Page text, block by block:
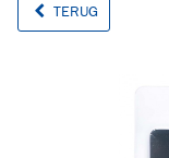
TERUG